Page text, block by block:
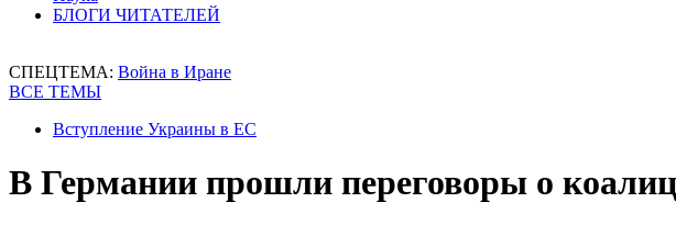
БЛОГИ ЧИТАТЕЛЕЙ
СПЕЦТЕМА: Война в Иране
ВСЕ ТЕМЫ
Вступление Украины в ЕС
В Германии прошли переговоры о